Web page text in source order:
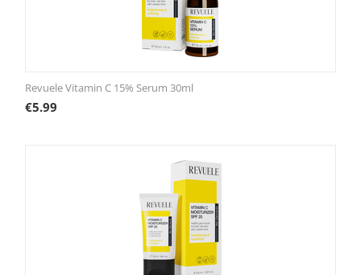
Revuele Vitamin C 15% Serum 30ml
€5.99